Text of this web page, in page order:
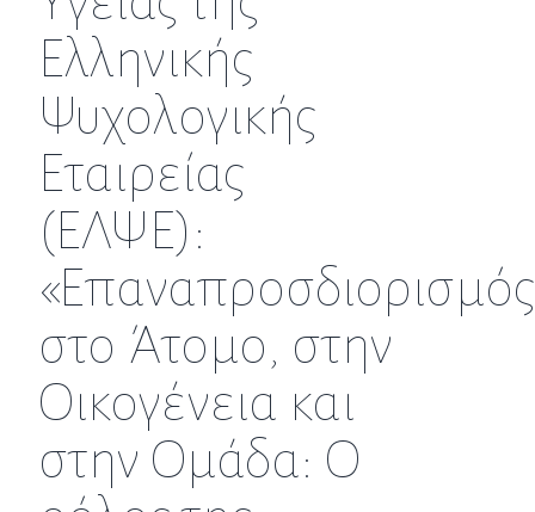
Ελληνικής
Ψυχολογικής
Εταιρείας
(ΕΛΨΕ):
«Επαναπροσδιορισμός
στο Άτομο, στην
Οικογένεια και
στην Ομάδα: Ο